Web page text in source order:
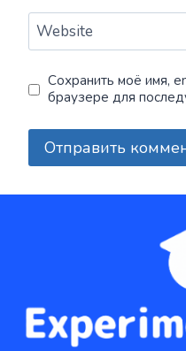
Website
Сохранить моё имя,
браузере для